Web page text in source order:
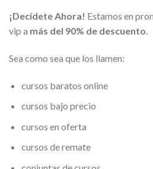
¡Decídete Ahora! Estamos en
vip a más del 90% de descuento.
Sea como sea que los llamen:
cursos baratos online
cursos bajo precio
cursos en oferta
cursos de remate